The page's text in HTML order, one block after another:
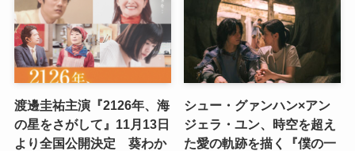
渡邊圭祐主演『2126年、海
の星をさがして』11月13日
より全国公開決定 葵わか
シュー・グァンハン×アン
ジェラ・ユン、時空を超え
た愛の軌跡を描く『僕の一